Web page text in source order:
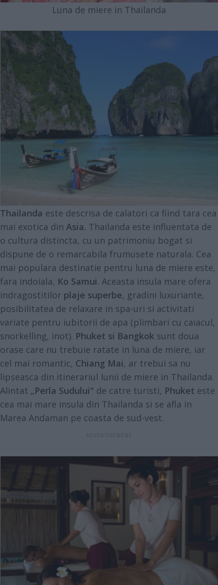
Luna de miere in Thailanda
Thailanda este descrisa de calatori ca fiind tara cea
mai exotica din Asia. Thailanda este influentata de
o cultura distincta, cu un patrimoniu bogat si
dispune de o remarcabila frumusete naturala. Cea
mai populara destinatie pentru luna de miere este,
fara indoiala, Ko Samui. Aceasta insula mare ofera
indragostitilor plaje superbe, gradini luxuriante,
posibilitatea de relaxare in spa-uri si activitati
variate pentru iubitorii de apa (plimbari cu caiacul,
snorkelling, inot). Phuket si Bangkok sunt doua
orase care nu trebuie ratate in luna de miere, iar
cel mai romantic, Chiang Mai, ar trebui sa nu
lipseasca din itinerariul lunii de miere in Thailanda.
Alintat „Perla Sudului" de catre turisti, Phuket este
cea mai mare insula din Thailanda si se afla in
Marea Andaman pe coasta de sud-vest.